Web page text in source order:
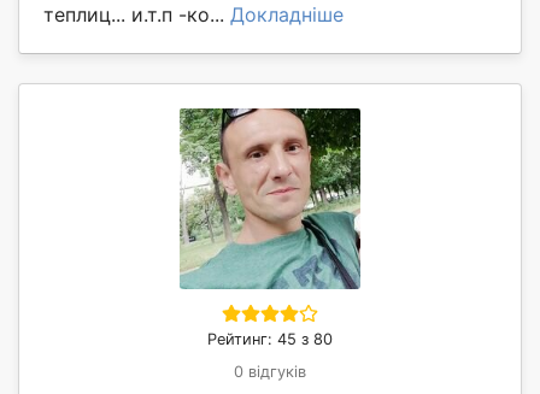
теплиц... и.т.п -ко... Докладніше
Рейтинг: 45 з 80
0 відгуків